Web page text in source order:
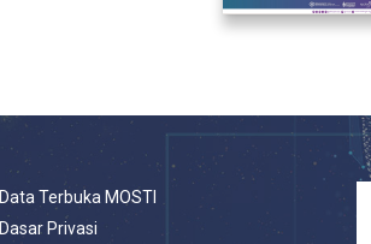
Data Terbuka MOSTI
Dasar Privasi